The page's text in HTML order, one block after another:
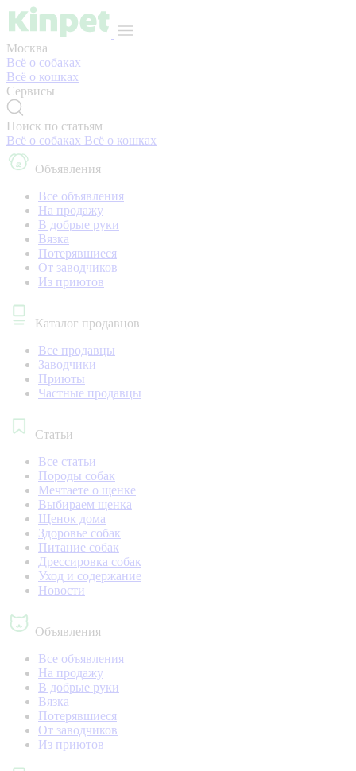
Москва
Всё о собаках
Всё о кошках
Сервисы
Поиск по статьям
Всё о собаках Всё о кошках
Объявления
Все объявления
На продажу
В добрые руки
Вязка
Потерявшиеся
От заводчиков
Из приютов
Каталог продавцов
Все продавцы
Заводчики
Приюты
Частные продавцы
Статьи
Все статьи
Породы собак
Мечтаете о щенке
Выбираем щенка
Щенок дома
Здоровье собак
Питание собак
Дрессировка собак
Уход и содержание
Новости
Объявления
Все объявления
На продажу
В добрые руки
Вязка
Потерявшиеся
От заводчиков
Из приютов